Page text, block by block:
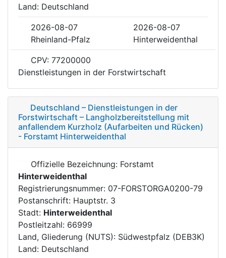
Land: Deutschland
2026-08-07
2026-08-07
Rheinland-Pfalz
Hinterweidenthal
CPV: 77200000
Dienstleistungen in der Forstwirtschaft
Deutschland – Dienstleistungen in der
Forstwirtschaft – Langholzbereitstellung mit
anfallendem Kurzholz (Aufarbeiten und Rücken)
- Forstamt Hinterweidenthal
Offizielle Bezeichnung: Forstamt
Hinterweidenthal
Registrierungsnummer: 07-FORSTORGA0200-79
Postanschrift: Hauptstr. 3
Stadt: Hinterweidenthal
Postleitzahl: 66999
Land, Gliederung (NUTS): Südwestpfalz (DEB3K)
Land: Deutschland